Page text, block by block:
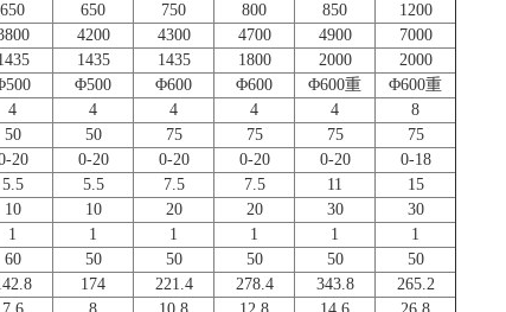
650 650 750 800 850
1200
4200 4300 4700 4900
7000
1435 1435 1800 2000
2000
Φ500 Φ600 Φ600 Φ600重
Φ600重
4 4 4 4 4
8
50 50 75 75 75
75
20 0-20 0-20 0-20 0-20
0-18
5.5 5.5 7.5 7.5 11
15
10 10 20 20 30
30
1 1 1 1 1
1
60 50 50 50 50
50
174 221.4 278.4 343.8
265.2